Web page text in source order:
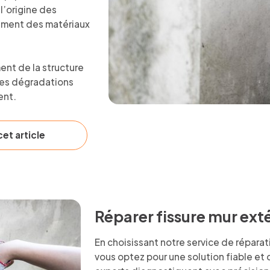
des
des matériaux
de la structure
dégradations
article
Réparer fissure mur
En choisissant notre service de
vous optez pour une solution fiable